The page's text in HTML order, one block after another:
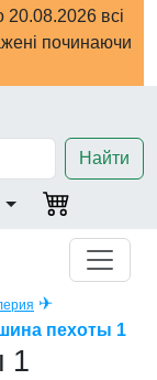
20.08.2026 всі
починаючи
Найти
✈
пехоты 1
1